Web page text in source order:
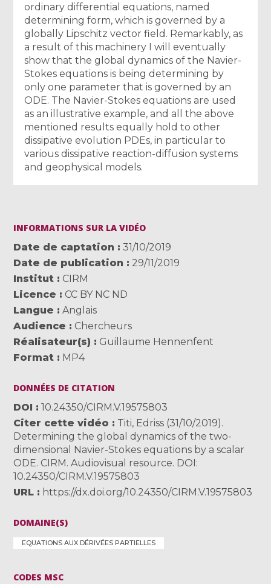
ordinary differential equations, named
determining form, which is governed by a
globally Lipschitz vector field. Remarkably, as
a result of this machinery I will eventually
show that the global dynamics of the Navier-
Stokes equations is being determining by
only one parameter that is governed by an
ODE. The Navier-Stokes equations are used
as an illustrative example, and all the above
mentioned results equally hold to other
dissipative evolution PDEs, in particular to
various dissipative reaction-diffusion systems
and geophysical models.
INFORMATIONS SUR LA VIDÉO
Date de captation
31/10/2019
Date de publication
29/11/2019
Institut
CIRM
Licence
CC BY NC ND
Langue
Anglais
Audience
Chercheurs
Réalisateur(s)
Guillaume Hennenfent
Format
MP4
DONNÉES DE CITATION
DOI
10.24350/CIRM.V.19575803
Citer cette vidéo
Titi, Edriss (31/10/2019).
Determining the global dynamics of the two-
dimensional Navier-Stokes equations by a scalar
ODE. CIRM. Audiovisual resource. DOI:
10.24350/CIRM.V.19575803
URL
https://dx.doi.org/10.24350/CIRM.V.19575803
DOMAINE(S)
EQUATIONS AUX DÉRIVÉES PARTIELLES
CODES MSC